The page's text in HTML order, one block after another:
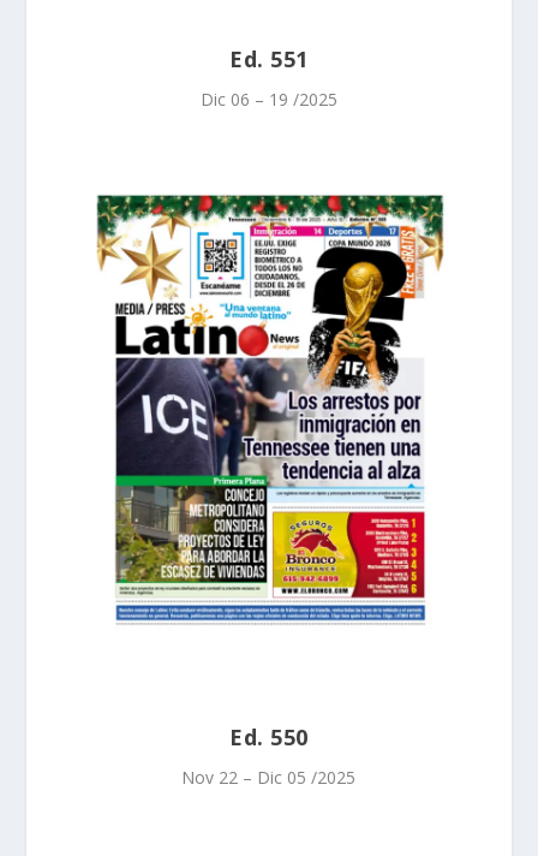
Ed. 551
Dic 06 – 19 /2025
Ed. 550
Nov 22 – Dic 05 /2025